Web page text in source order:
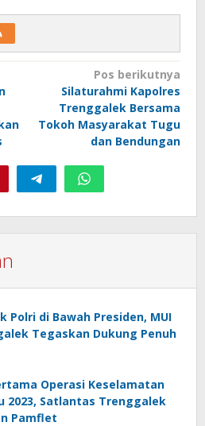
Pos berikutnya
Silaturahmi Kapolres
Trenggalek Bersama
Tokoh Masyarakat Tugu
dan Bendungan
Polri di Bawah Presiden, MUI
Tegaskan Dukung Penuh
Operasi Keselamatan
2023, Satlantas Trenggalek
Pamflet